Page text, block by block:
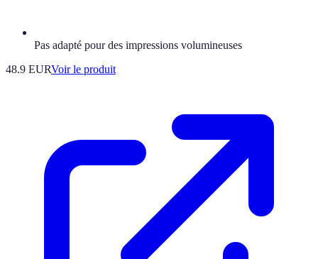
Pas adapté pour des impressions volumineuses
48.9 EURVoir le produit